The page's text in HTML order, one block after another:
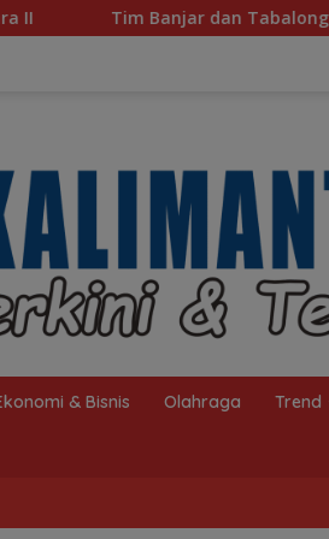
Wakili Kalsel ke Babak
& Bisnis Olahraga Trend